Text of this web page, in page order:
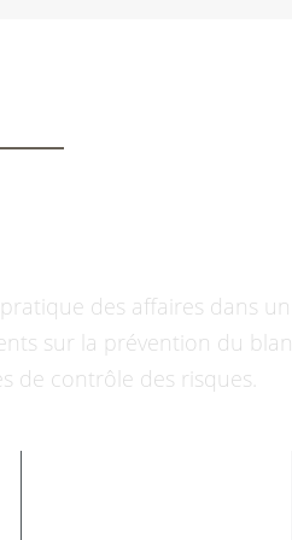
des affaires dans
sur la prévention du
de contrôle des risques.